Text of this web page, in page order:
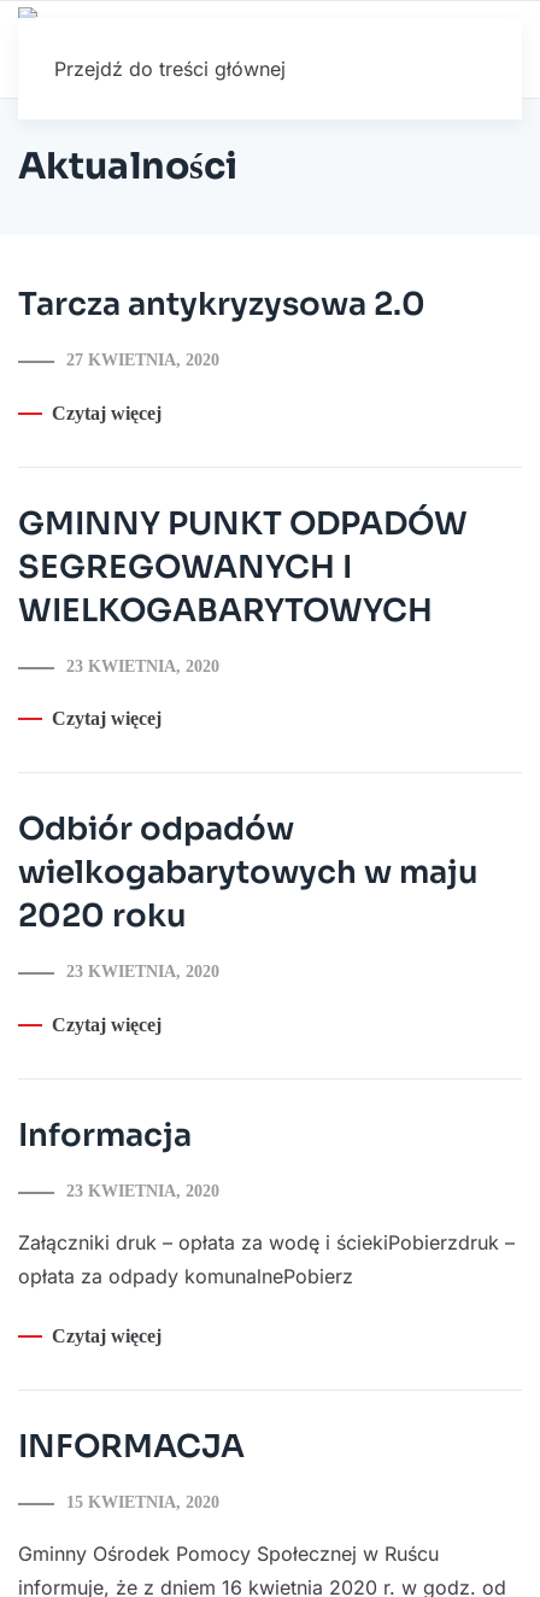
Przejdź do treści głównej
Aktualności
Tarcza antykryzysowa 2.0
27 KWIETNIA, 2020
Czytaj więcej
GMINNY PUNKT ODPADÓW
SEGREGOWANYCH I
WIELKOGABARYTOWYCH
23 KWIETNIA, 2020
Czytaj więcej
Odbiór odpadów
wielkogabarytowych w maju
2020 roku
23 KWIETNIA, 2020
Czytaj więcej
Informacja
23 KWIETNIA, 2020
Załączniki druk – opłata za wodę i ściekiPobierzdruk –
opłata za odpady komunalnePobierz
Czytaj więcej
INFORMACJA
15 KWIETNIA, 2020
Gminny Ośrodek Pomocy Społecznej w Ruścu
informuje, że z dniem 16 kwietnia 2020 r. w godz. od